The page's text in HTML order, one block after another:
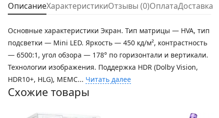
ОписаниеХарактеристикиОтзывы (0)ОплатаДоставка
Основные характеристики Экран. Тип матрицы — HVA, тип
подсветки — Mini LED. Яркость — 450 кд/м², контрастность
— 6500:1, угол обзора — 178° по горизонтали и вертикали.
Технологии изображения. Поддержка HDR (Dolby Vision,
HDR10+, HLG), MEMC... Читать далее
Схожие товары